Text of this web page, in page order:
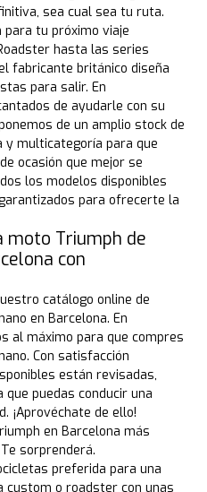
sea cual sea tu ruta.
para tu próximo viaje
hasta las series
fabricante británico diseña
para salir. En
de ayudarle con su
de un amplio stock de
multicategoría para que
ocasión que mejor se
los modelos disponibles
para ofrecerte la
moto Triumph de
con
catálogo online de
en Barcelona. En
al máximo para que compres
Con satisfacción
están revisadas,
puedas conducir una
¡Aprovéchate de ello!
en Barcelona más
sorprenderá.
preferida para una
custom o roadster con unas